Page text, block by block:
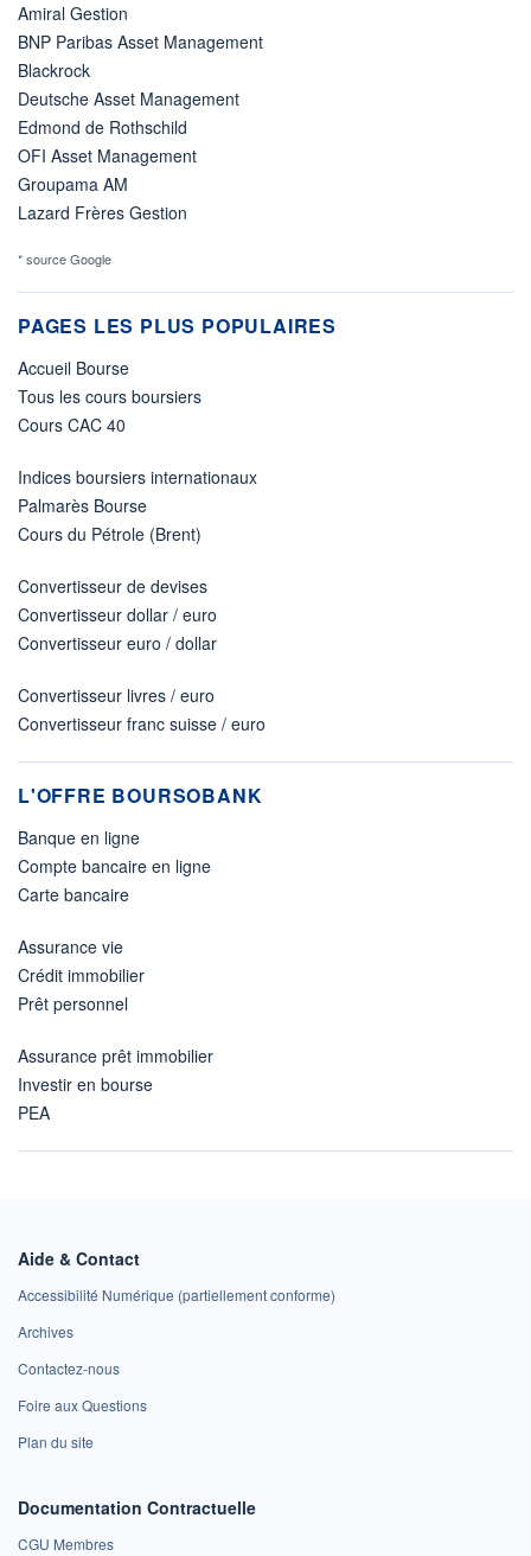
Amiral Gestion
BNP Paribas Asset Management
Blackrock
Deutsche Asset Management
Edmond de Rothschild
OFI Asset Management
Groupama AM
Lazard Frères Gestion
* source Google
PAGES LES PLUS POPULAIRES
Accueil Bourse
Tous les cours boursiers
Cours CAC 40
Indices boursiers internationaux
Palmarès Bourse
Cours du Pétrole (Brent)
Convertisseur de devises
Convertisseur dollar / euro
Convertisseur euro / dollar
Convertisseur livres / euro
Convertisseur franc suisse / euro
L'OFFRE BOURSOBANK
Banque en ligne
Compte bancaire en ligne
Carte bancaire
Assurance vie
Crédit immobilier
Prêt personnel
Assurance prêt immobilier
Investir en bourse
PEA
Aide & Contact
Accessibilité Numérique (partiellement conforme)
Archives
Contactez-nous
Foire aux Questions
Plan du site
Documentation Contractuelle
CGU Membres